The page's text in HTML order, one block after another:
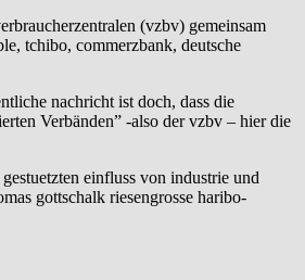
(vzbv) gemeinsam
tchibo, commerzbank, deutsche
nachricht ist doch, dass die
Verbänden” -also der vzbv – hier die
einfluss von industrie und
gottschalk riesengrosse haribo-